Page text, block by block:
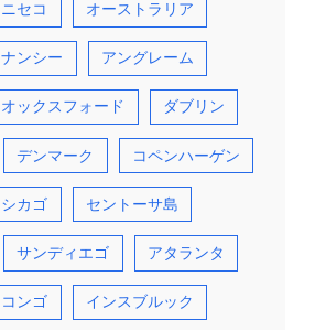
ニセコ オーストラリア
ナンシー アングレーム
オックスフォード ダブリン
デンマーク コペンハーゲン
シカゴ セントーサ島
サンディエゴ アタランタ
コンゴ インスブルック